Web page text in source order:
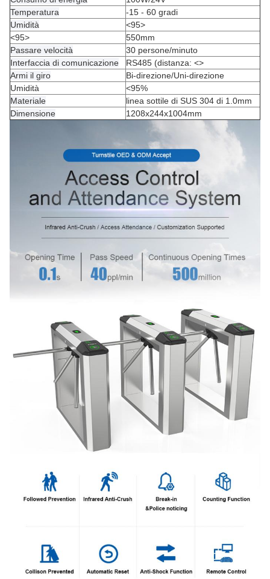
Temperatura
-15 - 60 gradi
Umidità
<95>
<95>
550mm
Passare velocità
30 persone/minuto
Interfaccia di comunicazione
RS485 (distanza: <>
Armi il giro
Bi-direzione/Uni-direzione
Umidità
<95%
Materiale
linea sottile di SUS 304 di 1.0mm
Dimensione
1208x244x1004mm